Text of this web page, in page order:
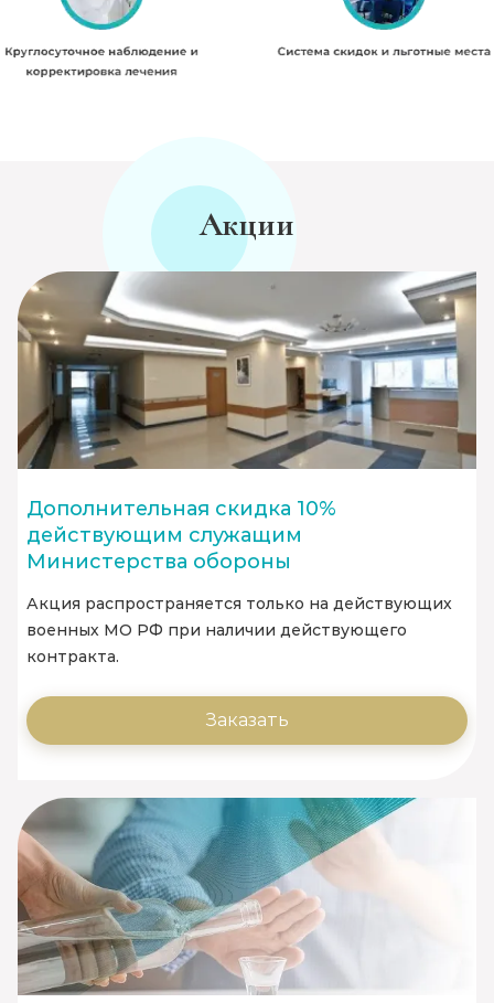
Акции
Дополнительная скидка 10%
действующим служащим
Министерства обороны
Акция распространяется только на действующих
военных МО РФ при наличии действующего
контракта.
Заказать